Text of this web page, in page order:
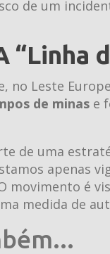
de um
“Linha
no Leste
de minas e
de uma
apenas
movimento é
medida de